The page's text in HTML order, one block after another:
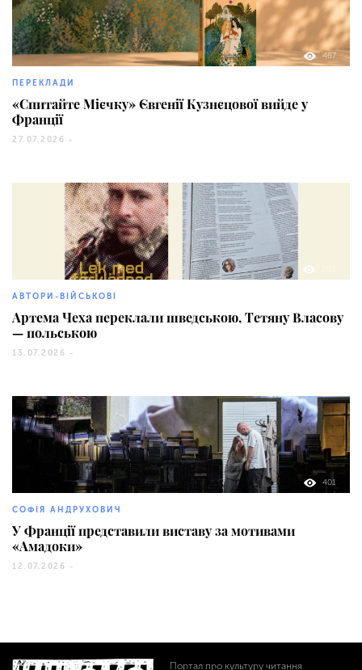
467
ПЕРЕКЛАДИ
«Спитайте Мієчку» Євгенії Кузнєцової вийде у
Франції
27.07.2026 -
АВТОРИ-ВІЙСЬКОВІ
Артема Чеха переклали шведською, Тетяну Власову
— польською
13.07.2026 -
401
СОФІЯ АНДРУХОВИЧ
У Франції представили виставу за мотивами
«Амадоки»
12.07.2026 -
Портал про культуру читання